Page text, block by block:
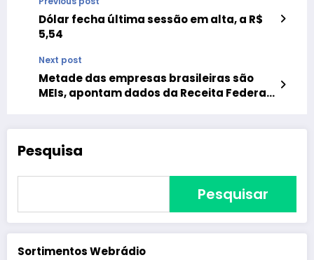
Dólar fecha última sessão em alta, a R$
5,54
Next post
Metade das empresas brasileiras são
MEIs, apontam dados da Receita Federal
Pesquisa
Pesquisar
Sortimentos Webrádio